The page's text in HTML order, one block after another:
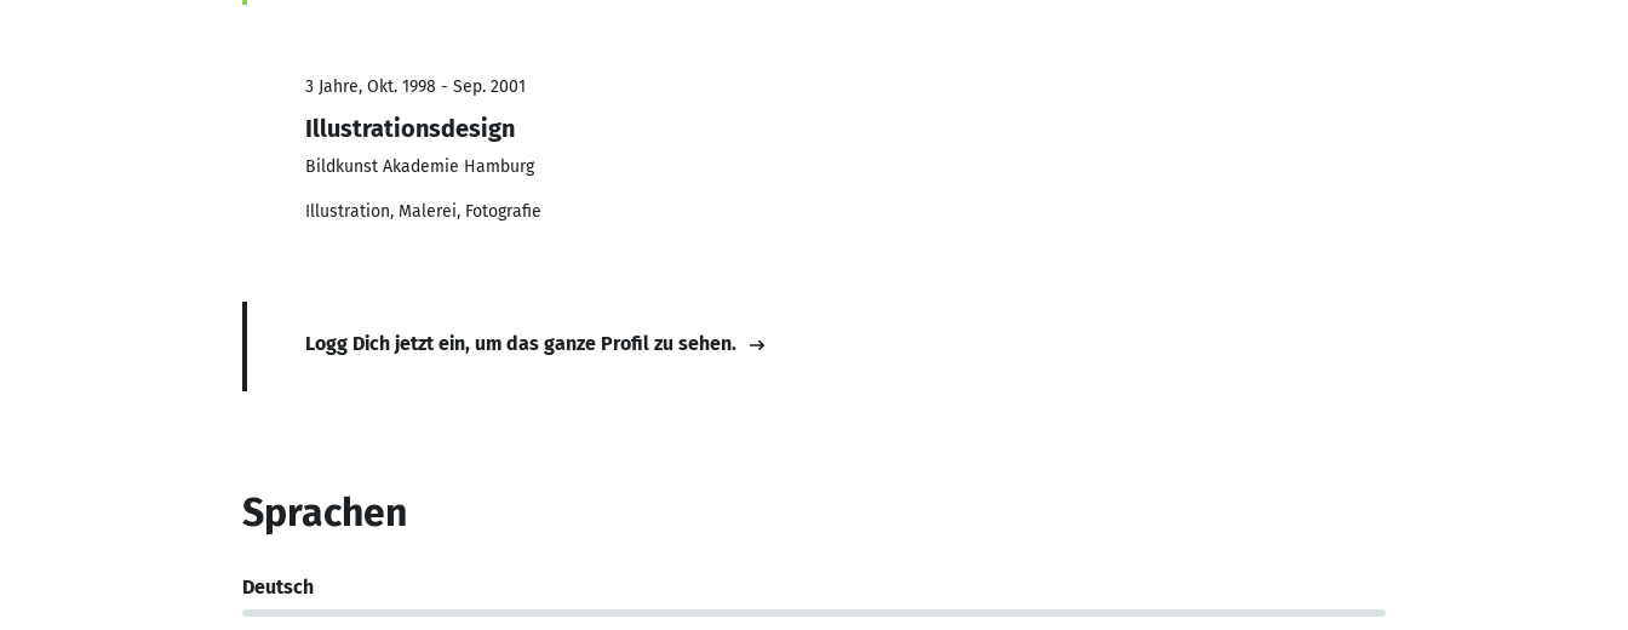
3 Jahre, Okt. 1998 - Sep. 2001
Illustrationsdesign
Bildkunst Akademie Hamburg
Illustration, Malerei, Fotografie
Logg Dich jetzt ein, um das ganze Profil zu sehen.
Sprachen
Deutsch